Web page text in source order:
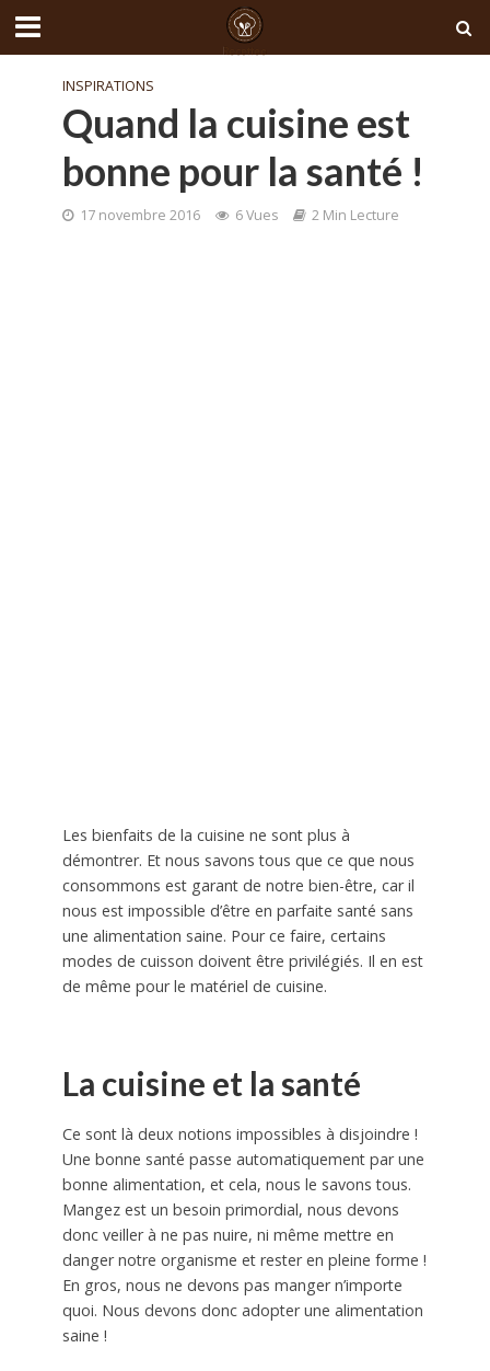
INSPIRATIONS
Quand la cuisine est
bonne pour la santé !
17 novembre 2016 6 Vues 2 Min Lecture
Les bienfaits de la cuisine ne sont plus à
démontrer. Et nous savons tous que ce que nous
consommons est garant de notre bien-être, car il
nous est impossible d’être en parfaite santé sans
une alimentation saine. Pour ce faire, certains
modes de cuisson doivent être privilégiés. Il en est
de même pour le matériel de cuisine.
La cuisine et la santé
Ce sont là deux notions impossibles à disjoindre !
Une bonne santé passe automatiquement par une
bonne alimentation, et cela, nous le savons tous.
Mangez est un besoin primordial, nous devons
donc veiller à ne pas nuire, ni même mettre en
danger notre organisme et rester en pleine forme !
En gros, nous ne devons pas manger n’importe
quoi. Nous devons donc adopter une alimentation
saine !